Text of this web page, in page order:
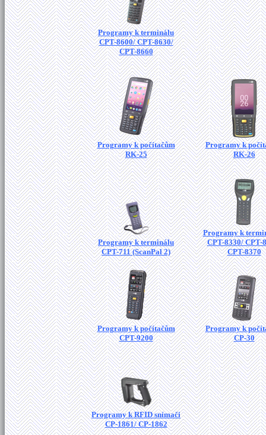
Programy k terminálu
CPT-8600/ CPT-8630/
CPT-8660
Programy k počítačům
RK-25
Programy k
RK-26
Programy k terminálu
CPT-711 (ScanPal 2)
Programy k
CPT-8330/ CPT-
CPT-8370
Programy k počítačům
CPT-9200
Programy k
CP-30
Programy k RFID snímači
CP-1861/ CP-1862